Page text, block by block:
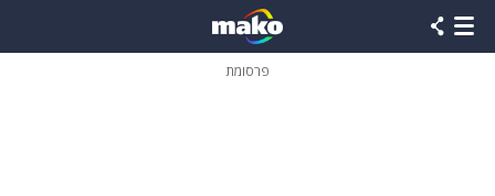
פרסומת